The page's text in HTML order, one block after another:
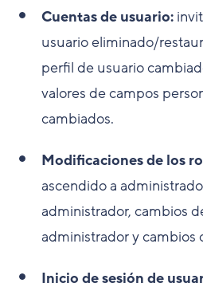
Cuentas de usuario:
usuario eliminado/
perfil de usuario
valores de campos
cambiados.
Modificaciones de los
ascendido a
administrador, cambios
administrador y cambios
Inicio de sesión de